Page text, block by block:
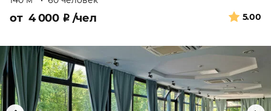
5.00
от 4 000 ₽ /чел